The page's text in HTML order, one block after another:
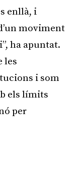
enllà, i
moviment
ha apuntat.
les
i som
els límits
per